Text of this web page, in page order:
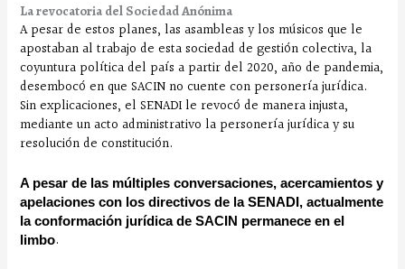
La revocatoria del Sociedad Anónima
A pesar de estos planes, las asambleas y los músicos que le
apostaban al trabajo de esta sociedad de gestión colectiva, la
coyuntura política del país a partir del 2020, año de pandemia,
desembocó en que SACIN no cuente con personería jurídica.
Sin explicaciones, el SENADI le revocó de manera injusta,
mediante un acto administrativo la personería jurídica y su
resolución de constitución.
A pesar de las múltiples conversaciones, acercamientos y
apelaciones con los directivos de la SENADI, actualmente
la conformación jurídica de SACIN permanece en el
limbo.